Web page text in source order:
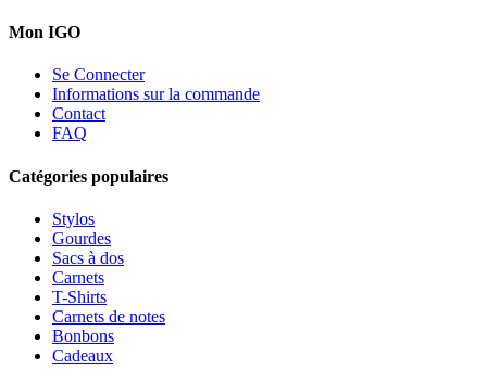
Mon IGO
Se Connecter
Informations sur la commande
Contact
FAQ
Catégories populaires
Stylos
Gourdes
Sacs à dos
Carnets
T-Shirts
Carnets de notes
Bonbons
Cadeaux